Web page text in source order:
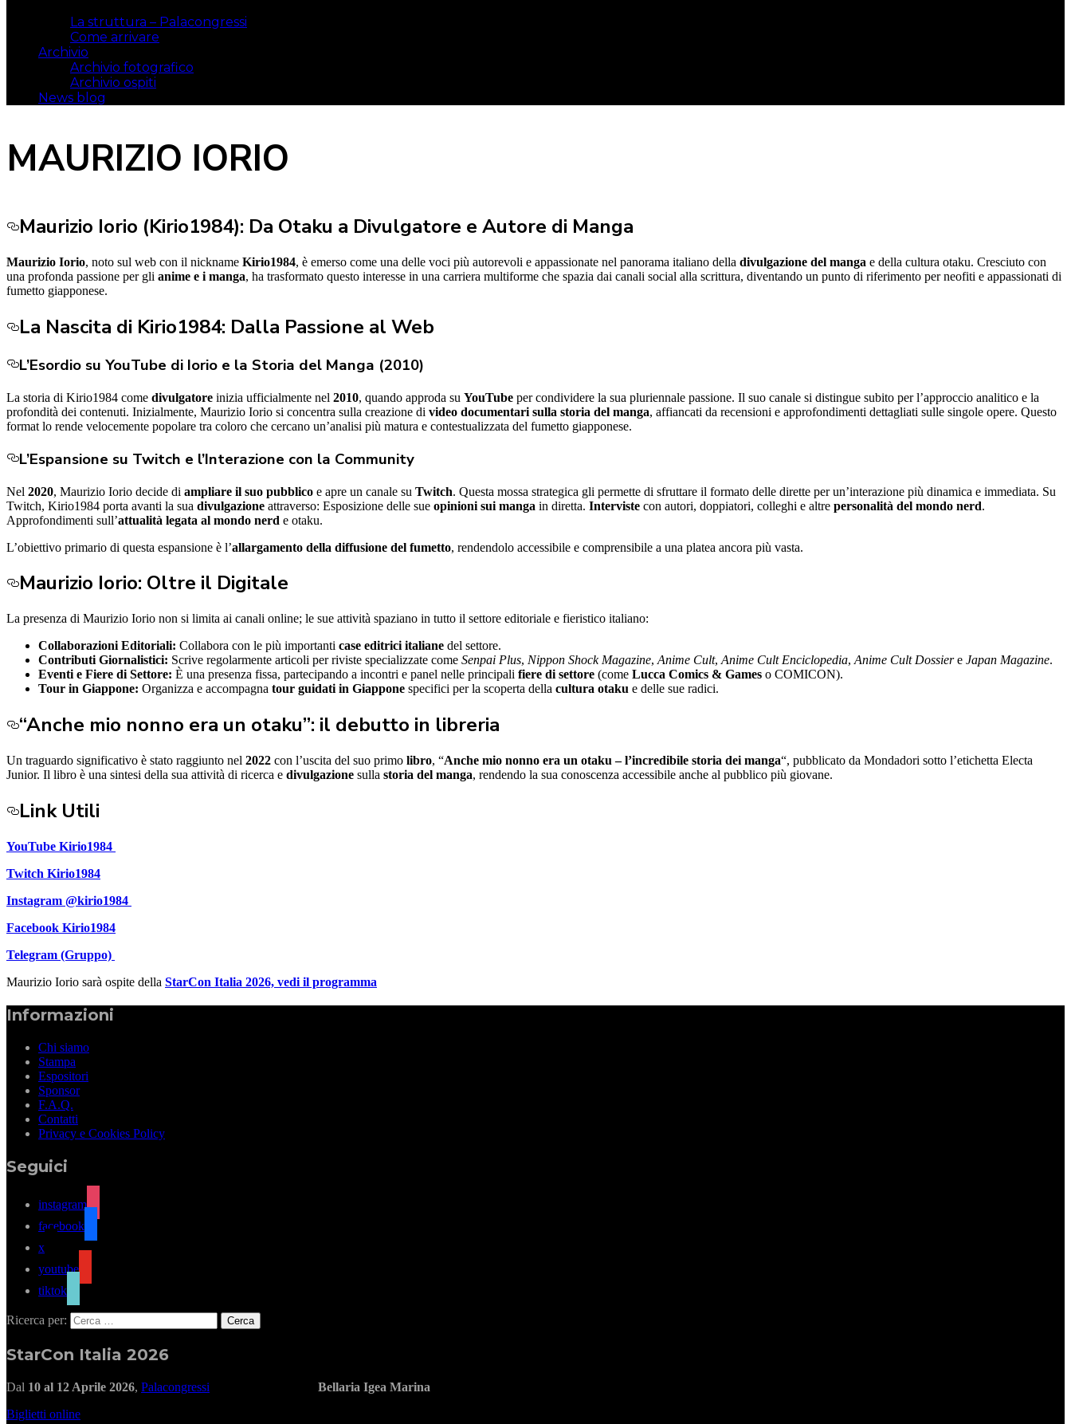
La struttura – Palacongressi
Come arrivare
Archivio
Archivio fotografico
Archivio ospiti
News blog
MAURIZIO IORIO
Maurizio Iorio (Kirio1984): Da Otaku a Divulgatore e Autore di Manga
Maurizio Iorio, noto sul web con il nickname Kirio1984, è emerso come una delle voci più autorevoli e appassionate nel panorama italiano della divulgazione del manga e della cultura otaku. Cresciuto con
una profonda passione per gli anime e i manga, ha trasformato questo interesse in una carriera multiforme che spazia dai canali social alla scrittura, diventando un punto di riferimento per neofiti e appassionati di
fumetto giapponese.
La Nascita di Kirio1984: Dalla Passione al Web
L’Esordio su YouTube di Iorio e la Storia del Manga (2010)
La storia di Kirio1984 come divulgatore inizia ufficialmente nel 2010, quando approda su YouTube per condividere la sua pluriennale passione. Il suo canale si distingue subito per l’approccio analitico e la
profondità dei contenuti. Inizialmente, Maurizio Iorio si concentra sulla creazione di video documentari sulla storia del manga, affiancati da recensioni e approfondimenti dettagliati sulle singole opere. Questo
format lo rende velocemente popolare tra coloro che cercano un’analisi più matura e contestualizzata del fumetto giapponese.
L’Espansione su Twitch e l’Interazione con la Community
Nel 2020, Maurizio Iorio decide di ampliare il suo pubblico e apre un canale su Twitch. Questa mossa strategica gli permette di sfruttare il formato delle dirette per un’interazione più dinamica e immediata. Su
Twitch, Kirio1984 porta avanti la sua divulgazione attraverso: Esposizione delle sue opinioni sui manga in diretta. Interviste con autori, doppiatori, colleghi e altre personalità del mondo nerd.
Approfondimenti sull’attualità legata al mondo nerd e otaku.
L’obiettivo primario di questa espansione è l’allargamento della diffusione del fumetto, rendendolo accessibile e comprensibile a una platea ancora più vasta.
Maurizio Iorio: Oltre il Digitale
La presenza di Maurizio Iorio non si limita ai canali online; le sue attività spaziano in tutto il settore editoriale e fieristico italiano:
Collaborazioni Editoriali: Collabora con le più importanti case editrici italiane del settore.
Contributi Giornalistici: Scrive regolarmente articoli per riviste specializzate come Senpai Plus, Nippon Shock Magazine, Anime Cult, Anime Cult Enciclopedia, Anime Cult Dossiere Japan Magazine.
Eventi e Fiere di Settore: È una presenza fissa, partecipando a incontri e panel nelle principali fiere di settore (come Lucca Comics & Games o COMICON).
Tour in Giappone: Organizza e accompagna tour guidati in Giappone specifici per la scoperta della cultura otaku e delle sue radici.
“Anche mio nonno era un otaku”: il debutto in libreria
Un traguardo significativo è stato raggiunto nel 2022 con l’uscita del suo primo libro, “Anche mio nonno era un otaku – l’incredibile storia dei manga“, pubblicato da Mondadori sotto l’etichetta Electa
Junior. Il libro è una sintesi della sua attività di ricerca e divulgazione sulla storia del manga, rendendo la sua conoscenza accessibile anche al pubblico più giovane.
Link Utili
YouTube Kirio1984
Twitch Kirio1984
Instagram @kirio1984
Facebook Kirio1984
Telegram (Gruppo)
Maurizio Iorio sarà ospite della StarCon Italia 2026, vedi il programma
Informazioni
Chi siamo
Stampa
Espositori
Sponsor
F.A.Q.
Contatti
Privacy e Cookies Policy
Seguici
instagram
facebook
x
youtube
tiktok
Ricerca per:
StarCon Italia 2026
Dal 10 al 12 Aprile 2026, Palacongressi
Bellaria Igea Marina
Biglietti online